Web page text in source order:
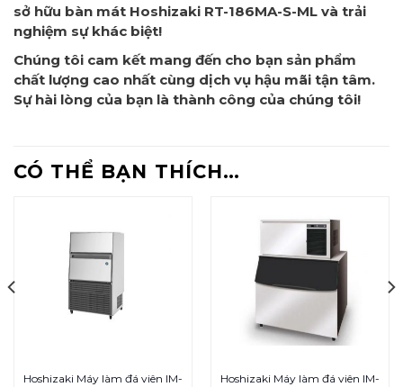
sở hữu bàn mát Hoshizaki RT-186MA-S-ML và trải
nghiệm sự khác biệt!
Chúng tôi cam kết mang đến cho bạn sản phẩm
chất lượng cao nhất cùng dịch vụ hậu mãi tận tâm.
Sự hài lòng của bạn là thành công của chúng tôi!
CÓ THỂ BẠN THÍCH…
Hoshizaki Máy làm đá viên IM-
Hoshizaki Máy làm đá viên IM-